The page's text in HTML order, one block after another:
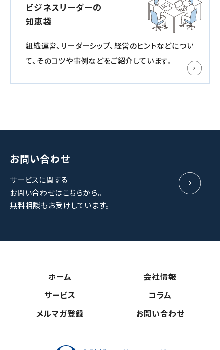
ビジネスリーダーの
知恵袋
組織運営、リーダーシップ、経営のヒントなどについ
て、 そのコツや事例などをご紹介しています。
お問い合わせ
サービスに関する
お問い合わせはこちらから。
無料相談もお受けしています。
ホーム
会社情報
サービス
コラム
メルマガ登録
お問い合わせ